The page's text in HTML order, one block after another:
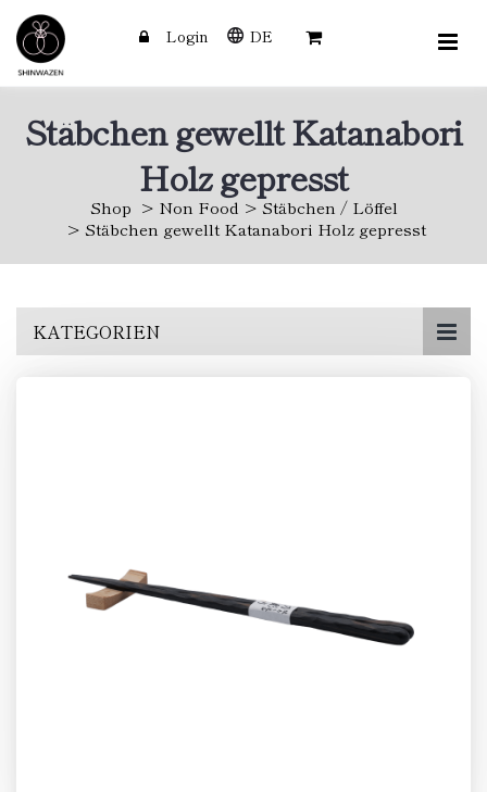
Login DE
Stäbchen gewellt Katanabori
Holz gepresst
Shop Non Food
Stäbchen / Löffel
Stäbchen gewellt Katanabori Holz gepresst
KATEGORIEN